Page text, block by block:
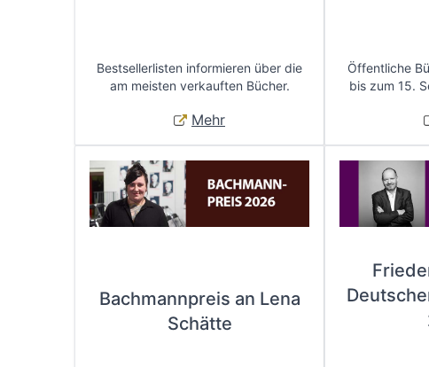
Bestsellerlisten informieren über die
am meisten verkauften Bücher.
Mehr
Öffentliche
bis zum 15.
Bachmannpreis an Lena
Schätte